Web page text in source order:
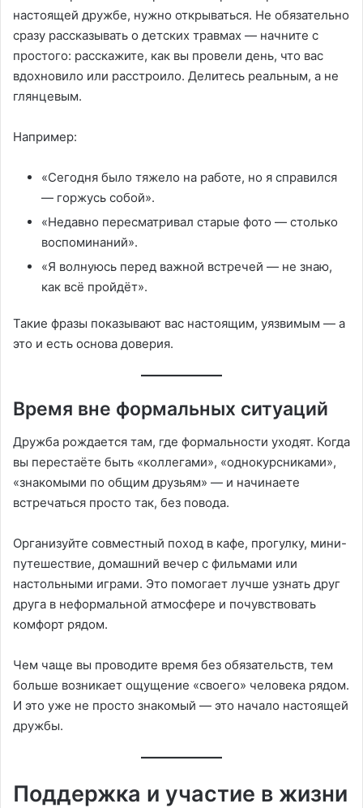
настоящей дружбе, нужно открываться. Не обязательно
сразу рассказывать о детских травмах — начните с
простого: расскажите, как вы провели день, что вас
вдохновило или расстроило. Делитесь реальным, а не
глянцевым.
Например:
«Сегодня было тяжело на работе, но я справился
— горжусь собой».
«Недавно пересматривал старые фото — столько
воспоминаний».
«Я волнуюсь перед важной встречей — не знаю,
как всё пройдёт».
Такие фразы показывают вас настоящим, уязвимым — а
это и есть основа доверия.
Время вне формальных ситуаций
Дружба рождается там, где формальности уходят. Когда
вы перестаёте быть «коллегами», «однокурсниками»,
«знакомыми по общим друзьям» — и начинаете
встречаться просто так, без повода.
Организуйте совместный поход в кафе, прогулку, мини-
путешествие, домашний вечер с фильмами или
настольными играми. Это помогает лучше узнать друг
друга в неформальной атмосфере и почувствовать
комфорт рядом.
Чем чаще вы проводите время без обязательств, тем
больше возникает ощущение «своего» человека рядом.
И это уже не просто знакомый — это начало настоящей
дружбы.
Поддержка и участие в жизни